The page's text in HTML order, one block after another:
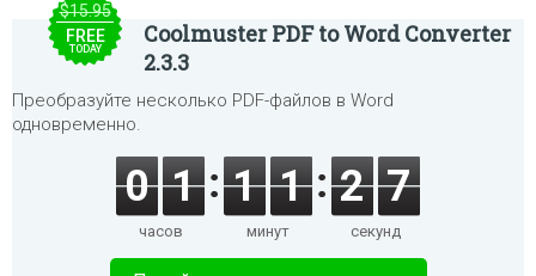
$15.95
FREE
TODAY
Coolmuster PDF to Word Converter
2.3.3
Преобразуйте несколько PDF-файлов в Word
одновременно.
0 1
часов
1 1
минут
2 7
секунд